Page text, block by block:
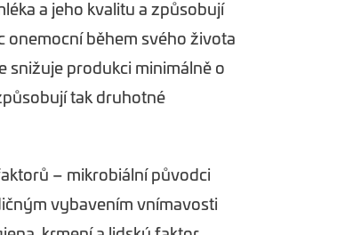
a jeho kvalitu a způsobují
onemocní během svého života
snižuje produkci minimálně o
tak druhotné
– mikrobiální původci
vybavením vnímavosti